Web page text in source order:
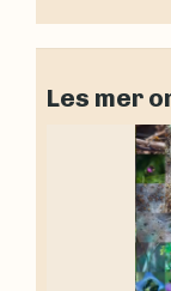
Les mer